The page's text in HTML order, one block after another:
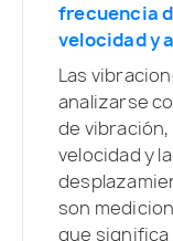
frecuencia
velocidad y
Las
analizarse
de
velocidad y
son
que